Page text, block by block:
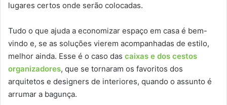
lugares certos onde serão colocadas.
Tudo o que ajuda a economizar espaço em casa é bem-
vindo e, se as soluções vierem acompanhadas de estilo,
melhor ainda. Esse é o caso das caixas e dos cestos
organizadores, que se tornaram os favoritos dos
arquitetos e designers de interiores, quando o assunto é
arrumar a bagunça.